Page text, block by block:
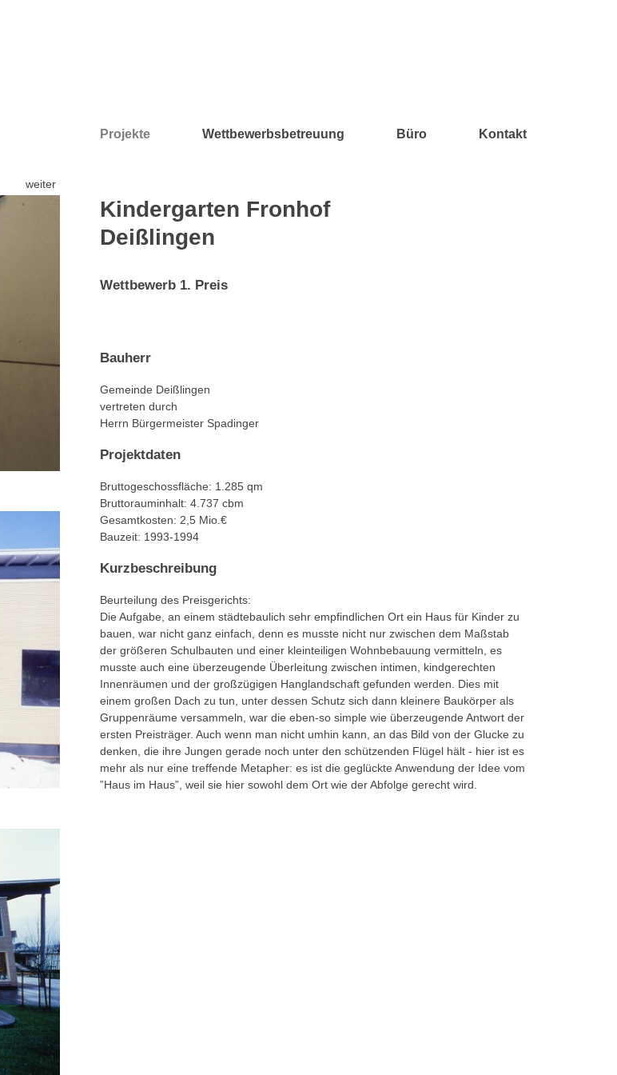
Projekte Wettbewerbsbetreuung Büro Kontakt
weiter
Kindergarten Fronhof
Deißlingen
Wettbewerb 1. Preis
Bauherr
Gemeinde Deißlingen
vertreten durch
Herrn Bürgermeister Spadinger
Projektdaten
Bruttogeschossfläche: 1.285 qm
Bruttorauminhalt: 4.737 cbm
Gesamtkosten: 2,5 Mio.€
Bauzeit: 1993-1994
Kurzbeschreibung
Beurteilung des Preisgerichts:
Die Aufgabe, an einem städtebaulich sehr empfindlichen Ort ein Haus für Kinder zu
bauen, war nicht ganz einfach, denn es musste nicht nur zwischen dem Maßstab
der größeren Schulbauten und einer kleinteiligen Wohnbebauung vermitteln, es
musste auch eine überzeugende Überleitung zwischen intimen, kindgerechten
Innenräumen und der großzügigen Hanglandschaft gefunden werden. Dies mit
einem großen Dach zu tun, unter dessen Schutz sich dann kleinere Baukörper als
Gruppenräume versammeln, war die eben-so simple wie überzeugende Antwort der
ersten Preisträger. Auch wenn man nicht umhin kann, an das Bild von der Glucke zu
denken, die ihre Jungen gerade noch unter den schützenden Flügel hält - hier ist es
mehr als nur eine treffende Metapher: es ist die geglückte Anwendung der Idee vom
”Haus im Haus”, weil sie hier sowohl dem Ort wie der Abfolge gerecht wird.